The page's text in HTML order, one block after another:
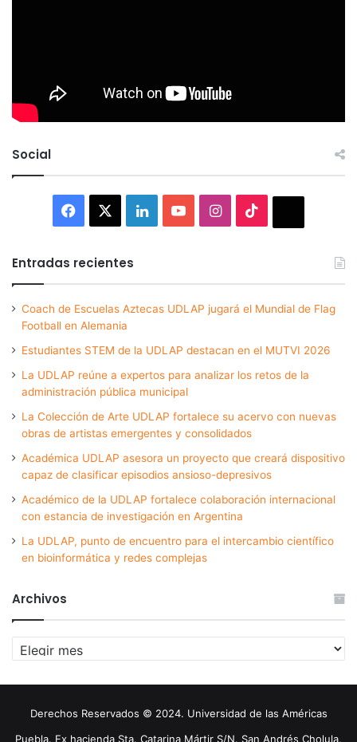
Social
Facebook LinkedInYouTubeInstagram
Entradas recientes
Coach de Escuelas Aztecas UDLAP jugará el Mundial de Flag
Football en Alemania
Estudiantes STEM de la UDLAP destacan en el MUTVI 2026
La UDLAP reúne a expertos para analizar los retos de la
administración pública municipal
La Colección de Arte UDLAP fortalece su acervo con nuevas
obras de artistas emergentes y consolidados
Académica UDLAP asesora un proyecto que creará dispositivo
capaz de clasificar episodios ansioso-depresivos
Académico de la UDLAP fortalece colaboración internacional
con estancia de investigación en Argentina
La UDLAP, punto de encuentro para el intercambio científico
en bioinformática y redes complejas
Archivos
Archivos
Derechos Reservados © 2024. Universidad de las Américas
Puebla. Ex hacienda Sta. Catarina Mártir S/N. San Andrés Cholula,